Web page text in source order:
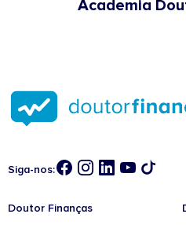
Academia
Siga-nos:
Doutor Finanças